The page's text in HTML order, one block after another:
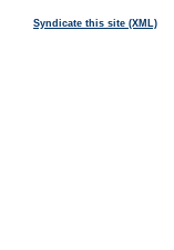
Syndicate this site (XML)